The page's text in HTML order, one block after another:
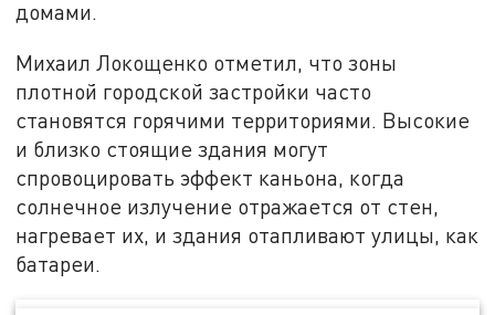
домами.
Михаил Локощенко отметил, что зоны
плотной городской застройки часто
становятся горячими территориями. Высокие
и близко стоящие здания могут
спровоцировать эффект каньона, когда
солнечное излучение отражается от стен,
нагревает их, и здания отапливают улицы, как
батареи.